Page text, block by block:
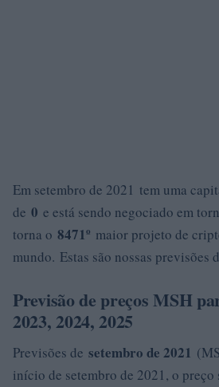
Em setembro de 2021 tem uma
de 0 e está sendo negociado em
torna o 8471º maior projeto de
mundo. Estas são nossas previsões
Previsão de preços MSH
2023, 2024, 2025
Previsões de setembro de 2021
início de setembro de 2021, o preço